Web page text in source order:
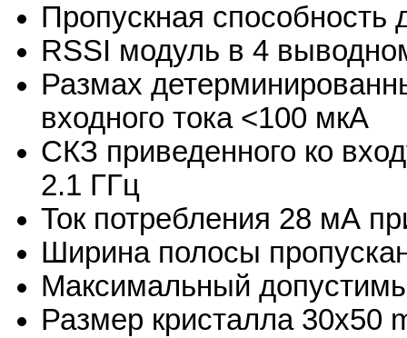
Пропускная способность
RSSI модуль в 4
Размах
входного тока <100 мкА
СКЗ приведенного ко
2.1 ГГц
Ток потребления 28 мА
Ширина полосы
Максимальный
Размер кристалла 30x50